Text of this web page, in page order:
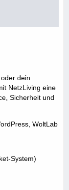
dein
NetzLiving eine
Sicherheit und
WoltLab
System)